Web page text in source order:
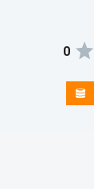
0